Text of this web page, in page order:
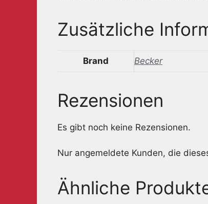
Zusätzliche
Brand Becker
Rezensionen
Es gibt noch keine Rezensionen.
Nur angemeldete Kunden, die
Ähnliche